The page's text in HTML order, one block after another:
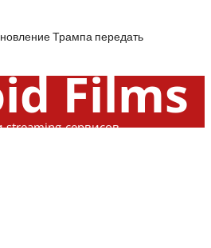
Трампа передать
Films
сервисов